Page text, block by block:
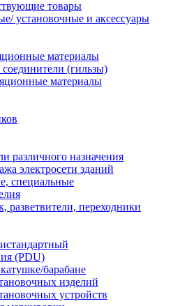
товары
установочные и аксессуары
материалы
(гильзы)
материалы
различного назначения
электросети зданий
специальные
разветвители, переходники
(PDU)
барабане
изделий
устройств